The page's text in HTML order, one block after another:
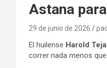
Astana
29 de junio de 2026
El huilense Harold
correr nada menos